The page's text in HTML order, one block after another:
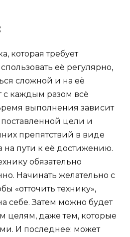
которая требует
её регулярно,
сложной и на её
с каждым разом всё
выполнения зависит
цели и
препятствий в виде
на пути к её достижению.
обязательно
Начинать желательно с
«отточить технику»,
себе. Затем можно будет
целям, даже тем, которые
И последнее: может